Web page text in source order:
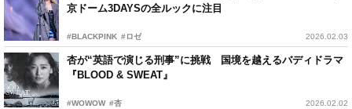
京ドーム3DAYSの全ルックに注目
#BLACKPINK #ロゼ 2026.02.03
杏が“英語で演じる刑事”に挑戦 国境を越えるバディドラマ
『BLOOD & SWEAT』
#WOWOW #杏 2026.02.02